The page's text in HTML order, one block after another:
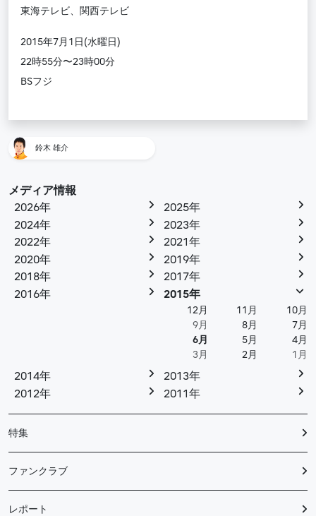
東海テレビ、関西テレビ
2015年7月1日(水曜日)
22時55分〜23時00分
BSフジ
鈴木 雄介
メディア情報
2026年
2025年
2024年
2023年
2022年
2021年
2020年
2019年
2018年
2017年
2016年
2015年
12月 11月
10月
9月
8月
7月
6月
5月
4月
3月
2月 1月
2014年
2013年
2012年
2011年
特集
ファンクラブ
レポート